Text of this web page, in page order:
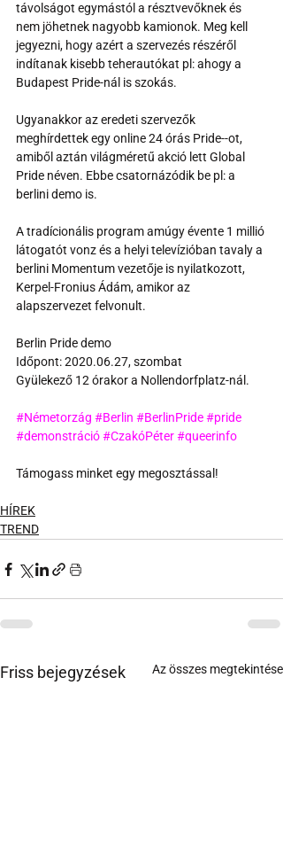
távolságot egymástól a résztvevőknek és
nem jöhetnek nagyobb kamionok. Meg kell
jegyezni, hogy azért a szervezés részéről
indítanak kisebb teherautókat pl: ahogy a
Budapest Pride-nál is szokás.
Ugyanakkor az eredeti szervezők
meghírdettek egy online 24 órás Pride--ot,
amiből aztán világméretű akció lett Global
Pride néven. Ebbe csatornázódik be pl: a
berlini demo is.
A tradícionális program amúgy évente 1 millió
látogatót vonz és a helyi televízióban tavaly a
berlini Momentum vezetője is nyilatkozott,
Kerpel-Fronius Ádám, amikor az
alapszervezet felvonult.
Berlin Pride demo
Időpont: 2020.06.27, szombat
Gyülekező 12 órakor a Nollendorfplatz-nál.
#Németorzág #Berlin #BerlinPride#pride
#demonstráció#CzakóPéter#queerinfo
Támogass minket egy megosztással!
HÍREK
TREND
Friss bejegyzések Az összes megtekintése